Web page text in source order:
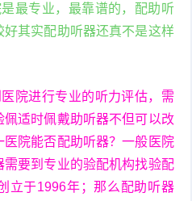
最专业，最靠谱的，配助听
其实配助听器还真不是这样
院进行专业的听力评估，需
适时佩戴助听器不但可以改
院能否配助听器？一般医院
要到专业的验配机构找验配
立于1996年；那么配助听器